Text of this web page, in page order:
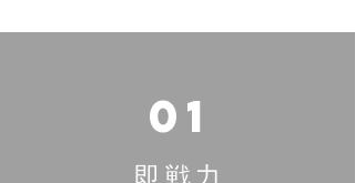
01
即戦力